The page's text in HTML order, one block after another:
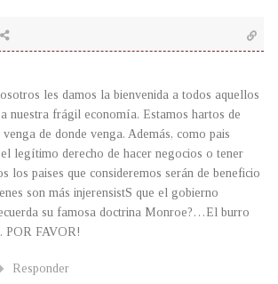
les damos la bienvenida a todos aquellos
nuestra frágil economía. Estamos hartos de
de donde venga. Además, como pais
legítimo derecho de hacer negocios o tener
los paises que consideremos serán de beneficio
son más injerensistS que el gobierno
su famosa doctrina Monroe?…El burro
POR FAVOR!
Responder